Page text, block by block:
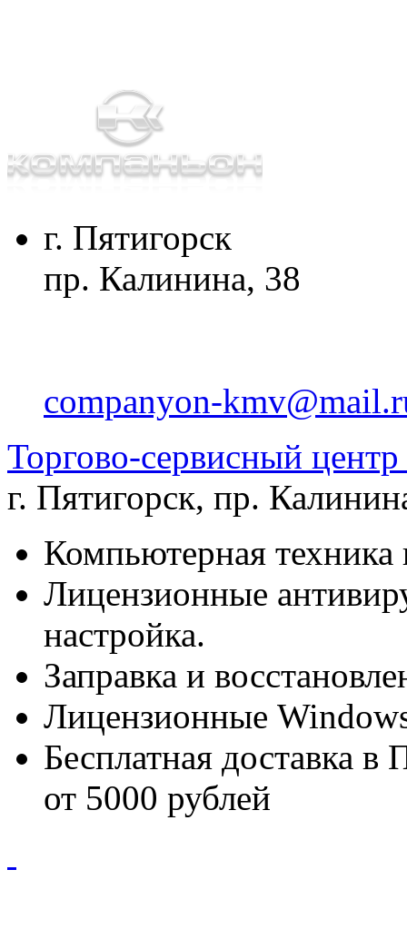
г. Пятигорск
пр. Калинина, 38
companyon-
Торгово-сервисный
г. Пятигорск, пр.
Компьютерная техника
Лицензионные
настройка.
Заправка и
Лицензионные
Бесплатная доставка в
от 5000 рублей